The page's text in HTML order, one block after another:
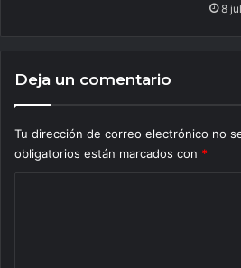
8
Deja un comentario
Tu dirección de correo electrónico no
obligatorios están marcados con *